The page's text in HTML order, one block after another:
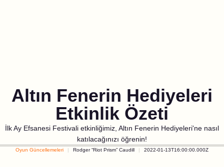
Altın Fenerin Hediyeleri
Etkinlik Özeti
İlk Ay Efsanesi Festivali etkinliğimiz, Altın Fenerin Hediyeleri'ne nasıl
katılacağınızı öğrenin!
Oyun Güncellemeleri Rodger “Riot Prism” Caudill 2022-01-13T16:00:00.000Z